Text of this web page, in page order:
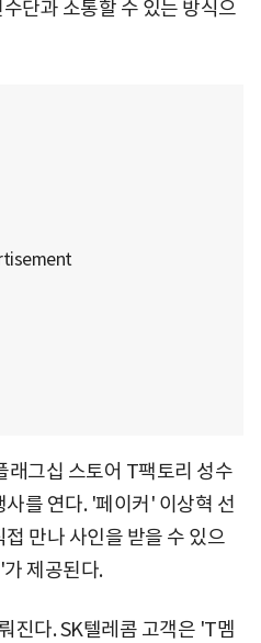
단과 소통할 수 있는 방식으
래그십 스토어 T팩토리 성수
를 연다. '페이커' 이상혁 선
만나 사인을 받을 수 있으
제공된다.
진다. SK텔레콤 고객은 'T멤